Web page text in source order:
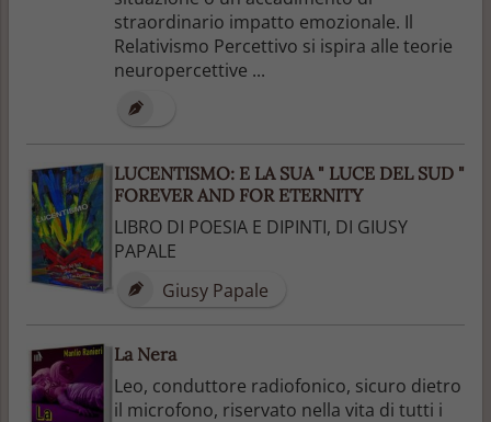
straordinario impatto emozionale. Il
Relativismo Percettivo si ispira alle teorie
neuropercettive ...
LUCENTISMO: E LA SUA " LUCE DEL SUD "
FOREVER AND FOR ETERNITY
LIBRO DI POESIA E DIPINTI, DI GIUSY
PAPALE
Giusy Papale
La Nera
Leo, conduttore radiofonico, sicuro dietro
il microfono, riservato nella vita di tutti i